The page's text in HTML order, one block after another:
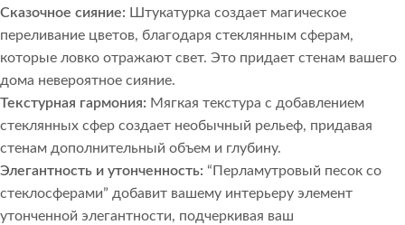
Сказочное сияние: Штукатурка создает магическое
переливание цветов, благодаря стеклянным сферам,
которые ловко отражают свет. Это придает стенам вашего
дома невероятное сияние.
Текстурная гармония: Мягкая текстура с добавлением
стеклянных сфер создает необычный рельеф, придавая
стенам дополнительный объем и глубину.
Элегантность и утонченность: “Перламутровый песок со
стеклосферами” добавит вашему интерьеру элемент
утонченной элегантности, подчеркивая ваш